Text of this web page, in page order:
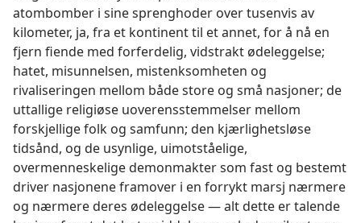
atombomber i sine sprenghoder over tusenvis av
kilometer, ja, fra et kontinent til et annet, for å nå en
fjern fiende med forferdelig, vidstrakt ødeleggelse;
hatet, misunnelsen, mistenksomheten og
rivaliseringen mellom både store og små nasjoner; de
uttallige religiøse uoverensstemmelser mellom
forskjellige folk og samfunn; den kjærlighetsløse
tidsånd, og de usynlige, uimotståelige,
overmenneskelige demonmakter som fast og bestemt
driver nasjonene framover i en forrykt marsj nærmere
og nærmere deres ødeleggelse — alt dette er talende